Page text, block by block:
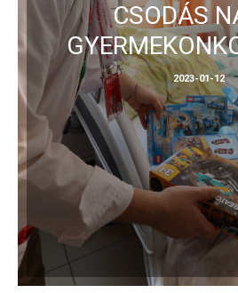
CSODÁS
2023-01-12